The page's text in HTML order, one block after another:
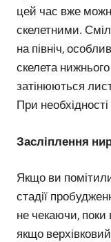
цей час вже
скелетними.
на північ,
скелета
затінюються
При
Засліплення
Якщо ви
стадії
не чекаючи,
якщо